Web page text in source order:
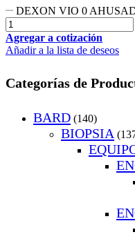
DEXON VIO 0
Agregar a cotización
Añadir a la lista de deseos
Categorías de
BARD (140)
BIOPSIA